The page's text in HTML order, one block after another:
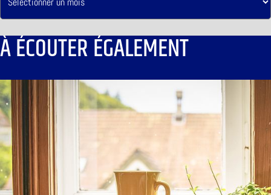
À ÉCOUTER ÉGALEMENT